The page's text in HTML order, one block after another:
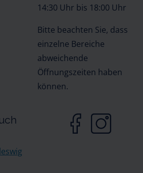
14:30 Uhr bis 18:00 Uhr
Bitte beachten Sie, dass
einzelne Bereiche
abweichende
Öffnungszeiten haben
können.